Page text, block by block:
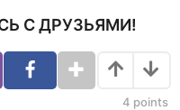
С ДРУЗЬЯМИ!
4 points